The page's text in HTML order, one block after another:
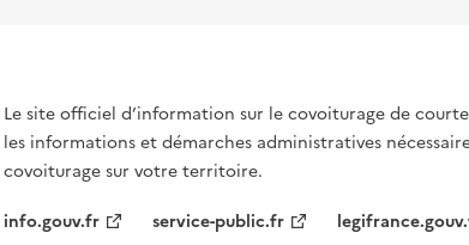
Le site officiel d’information sur le covoiturage de
les informations et démarches administratives
covoiturage sur votre territoire.
info.gouv.fr
service-public.fr